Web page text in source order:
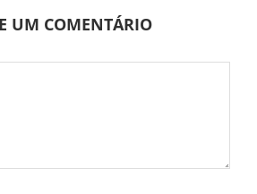
UM COMENTÁRIO